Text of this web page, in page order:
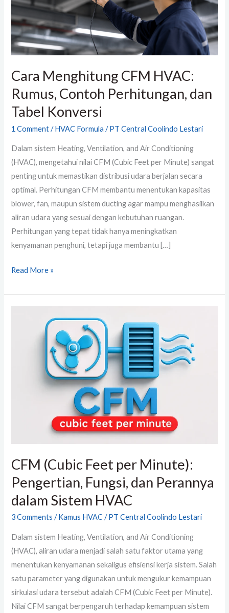
Cara Menghitung CFM HVAC:
Rumus, Contoh Perhitungan, dan
Tabel Konversi
1 Comment /HVAC Formula /PT Central Coolindo Lestari
Dalam sistem Heating, Ventilation, and Air Conditioning
(HVAC), mengetahui nilai CFM (Cubic Feet per Minute) sangat
penting untuk memastikan distribusi udara berjalan secara
optimal. Perhitungan CFM membantu menentukan kapasitas
blower, fan, maupun sistem ducting agar mampu menghasilkan
aliran udara yang sesuai dengan kebutuhan ruangan.
Perhitungan yang tepat tidak hanya meningkatkan
kenyamanan penghuni, tetapi juga membantu […]
Perhitungan,
dan
Tabel
Konversi
Read More »
CFM (Cubic Feet per Minute):
Pengertian, Fungsi, dan Perannya
dalam Sistem HVAC
3 Comments /Kamus HVAC/PT Central Coolindo Lestari
Dalam sistem Heating, Ventilation, and Air Conditioning
(HVAC), aliran udara menjadi salah satu faktor utama yang
menentukan kenyamanan sekaligus efisiensi kerja sistem. Salah
satu parameter yang digunakan untuk mengukur kemampuan
sirkulasi udara tersebut adalah CFM (Cubic Feet per Minute).
Nilai CFM sangat berpengaruh terhadap kemampuan sistem
Pengertian,
HVAC